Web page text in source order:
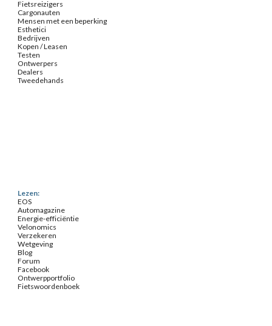
Fietsreizigers
Cargonauten
Mensen met een beperking
Esthetici
Bedrijven
Kopen / Leasen
Testen
Ontwerpers
Dealers
Tweedehands
Lezen:
EOS
Automagazine
Energie-efficiëntie
Velonomics
Verzekeren
Wetgeving
Blog
Forum
Facebook
Ontwerpportfolio
Fietswoordenboek